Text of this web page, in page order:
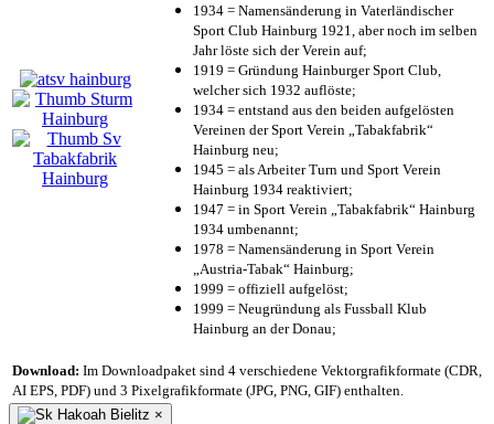
1934 = Namensänderung in Vaterländischer
Sport Club Hainburg 1921, aber noch im selben
Jahr löste sich der Verein auf;
1919 = Gründung Hainburger Sport Club,
welcher sich 1932 auflöste;
1934 = entstand aus den beiden aufgelösten
Vereinen der Sport Verein „Tabakfabrik“
Hainburg neu;
1945 = als Arbeiter Turn und Sport Verein
Hainburg 1934 reaktiviert;
1947 = in Sport Verein „Tabakfabrik“ Hainburg
1934 umbenannt;
1978 = Namensänderung in Sport Verein
„Austria-Tabak“ Hainburg;
1999 = offiziell aufgelöst;
1999 = Neugründung als Fussball Klub
Hainburg an der Donau;
Download: Im Downloadpaket sind 4 verschiedene Vektorgrafikformate (CDR,
AI EPS, PDF) und 3 Pixelgrafikformate (JPG, PNG, GIF) enthalten.
×